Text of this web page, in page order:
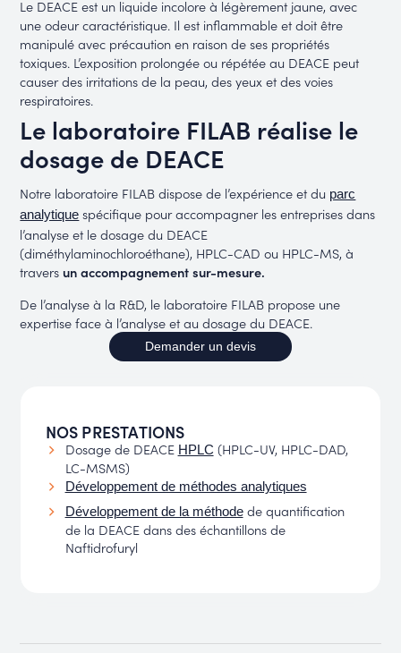
Le DEACE est un liquide incolore à légèrement jaune, avec
une odeur caractéristique. Il est inflammable et doit être
manipulé avec précaution en raison de ses propriétés
toxiques. L’exposition prolongée ou répétée au DEACE peut
causer des irritations de la peau, des yeux et des voies
respiratoires.
Le laboratoire FILAB réalise le
dosage de DEACE
Notre laboratoire FILAB dispose de l’expérience et du parc
analytique spécifique pour accompagner les entreprises dans
l’analyse et le dosage du DEACE
(diméthylaminochloroéthane), HPLC-CAD ou HPLC-MS, à
travers un accompagnement sur-mesure.
De l’analyse à la R&D, le laboratoire FILAB propose une
expertise face à l’analyse et au dosage du DEACE.
Demander un devis
NOS PRESTATIONS
Dosage de DEACE HPLC (HPLC-UV, HPLC-DAD,
LC-MSMS)
Développement de méthodes analytiques
Développement de la méthodede quantification
de la DEACE dans des échantillons de
Naftidrofuryl